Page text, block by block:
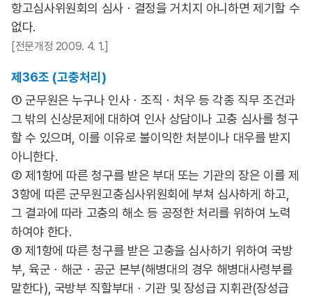
항고심사위원회의 심사ㆍ결정을 거치지 아니하면 제기할 수
없다.
[전문개정 2009. 4. 1.]
제36조 (고충처리)
① 군무원은 누구나 인사ㆍ조직ㆍ처우 등 각종 직무 조건과
그 밖의 신상문제에 대하여 인사 상담이나 고충 심사를 청구
할 수 있으며, 이를 이유로 불이익한 처분이나 대우를 받지
아니한다.
② 제1항에 따른 청구를 받은 부대 또는 기관의 장은 이를 제
3항에 따른 군무원고충심사위원회에 부쳐 심사하게 하고,
그 결과에 따라 고충의 해소 등 공정한 처리를 위하여 노력
하여야 한다.
③ 제1항에 따른 청구를 받은 고충을 심사하기 위하여 국방
부, 육군ㆍ해군ㆍ공군 본부(해병대의 경우 해병대사령부를
말한다), 국방부 직할부대ㆍ기관 및 장성급 지휘관(장성급